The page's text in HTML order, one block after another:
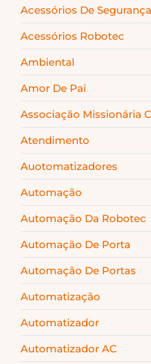
Acessórios De Segurança
Acessórios Robotec
Ambiental
Amor De Pai
Associação Missionária
Atendimento
Auotomatizadores
Automação
Automação Da Robotec
Automação De Porta
Automação De Portas
Automatização
Automatizador
Automatizador AC